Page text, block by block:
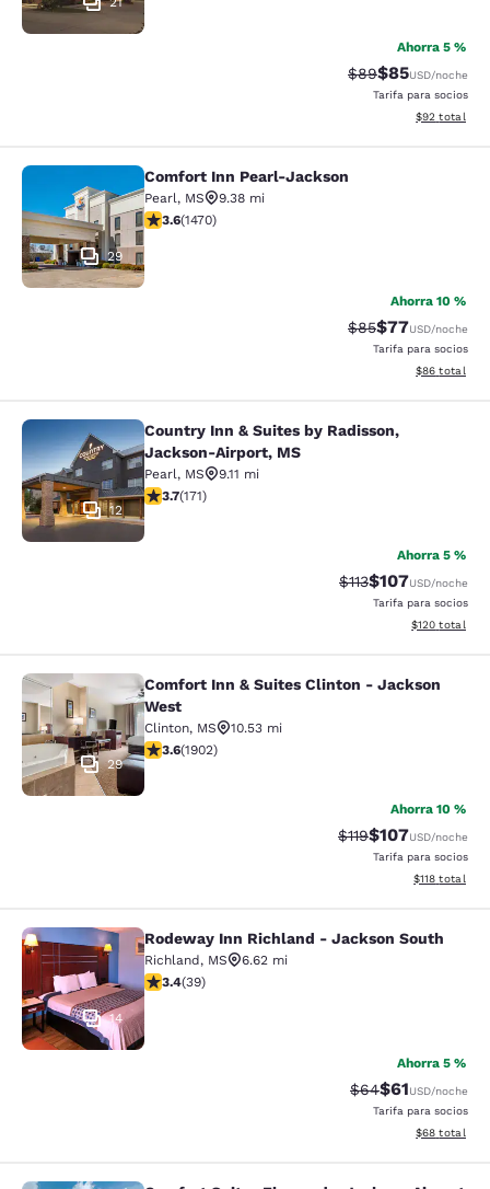
Ahorra 5 %
Precio tachado:
$89Precio con
$85USD/noche
Tarifa para socios
Ver detalles
$92 total
Comfort Inn Pearl-Jackson
29
Comfort Inn Pearl-Jackson
Pearl, MS
9.38 mi
calificación de 3.64 estrellas. Bueno. 1470 reseñas
3.6(1470)
Ahorra 10 %
Precio tachado:
$85Precio con
$77USD/noche
Tarifa para socios
Ver detalles
$86 total
Country Inn & Suites by Radisson,
12
Country Inn & Suites by Radisson,
Jackson-Airport, MS
Pearl, MS
9.11 mi
calificación de 3.68 estrellas. Bueno. 171 reseñas
3.7(171)
Ahorra 5 %
Precio tachado:
$113Precio con
$107USD/noche
Tarifa para socios
Ver detalles
$120 total
Comfort Inn & Suites Clinton -
29
Comfort Inn & Suites Clinton - Jackson
West
Clinton, MS
10.53 mi
calificación de 3.58 estrellas. Bueno. 1902 reseñas
3.6(1902)
Ahorra 10 %
Precio tachado:
$119Precio con
$107USD/noche
Tarifa para socios
Ver detalles
$118 total
Rodeway Inn Richland - Jackson
14
Rodeway Inn Richland - Jackson South
Richland, MS
6.62 mi
calificación de 3.44 estrellas. Bueno. 39 reseñas
3.4(39)
Ahorra 5 %
Precio tachado:
$64Precio con
$61USD/noche
Tarifa para socios
Ver detalles
$68 total